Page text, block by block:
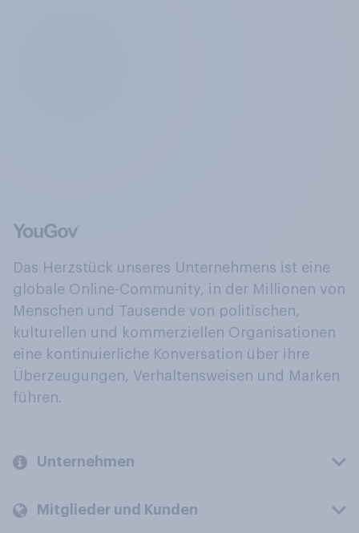
Das Herzstück unseres Unternehmens ist eine
globale Online-Community, in der Millionen von
Menschen und Tausende von politischen,
kulturellen und kommerziellen Organisationen
eine kontinuierliche Konversation über ihre
Überzeugungen, Verhaltensweisen und Marken
führen.
Unternehmen
Mitglieder und Kunden